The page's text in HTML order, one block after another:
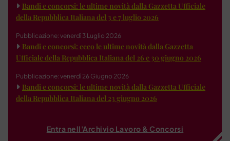
Bandi e concorsi: le ultime novità dalla Gazzetta Ufficiale
della Repubblica Italiana del 3 e 7 luglio 2026
Pubblicazione: venerdì 3 Luglio 2026
Bandi e concorsi: ecco le ultime novità dalla Gazzetta
Ufficiale della Repubblica Italiana del 26 e 30 giugno 2026
Pubblicazione: venerdì 26 Giugno 2026
Bandi e concorsi: le ultime novità dalla Gazzetta Ufficiale
della Repubblica Italiana del 23 giugno 2026
Entra nell'Archivio Lavoro & Concorsi